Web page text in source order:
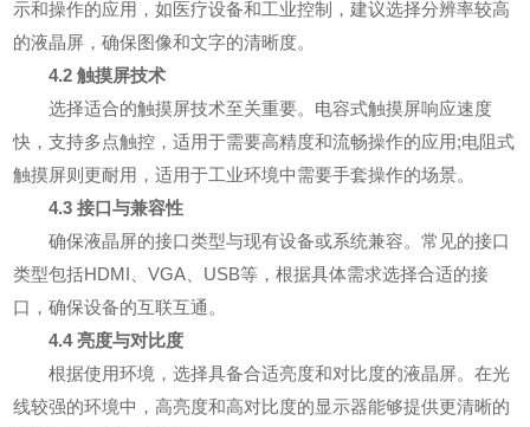
示和操作的应用，如医疗设备和工业控制，建议选择分辨率较高
的液晶屏，确保图像和文字的清晰度。
4.2 触摸屏技术
选择适合的触摸屏技术至关重要。电容式触摸屏响应速度
快，支持多点触控，适用于需要高精度和流畅操作的应用;电阻式
触摸屏则更耐用，适用于工业环境中需要手套操作的场景。
4.3 接口与兼容性
确保液晶屏的接口类型与现有设备或系统兼容。常见的接口
类型包括HDMI、VGA、USB等，根据具体需求选择合适的接
口，确保设备的互联互通。
4.4 亮度与对比度
根据使用环境，选择具备合适亮度和对比度的液晶屏。在光
线较强的环境中，高亮度和高对比度的显示器能够提供更清晰的